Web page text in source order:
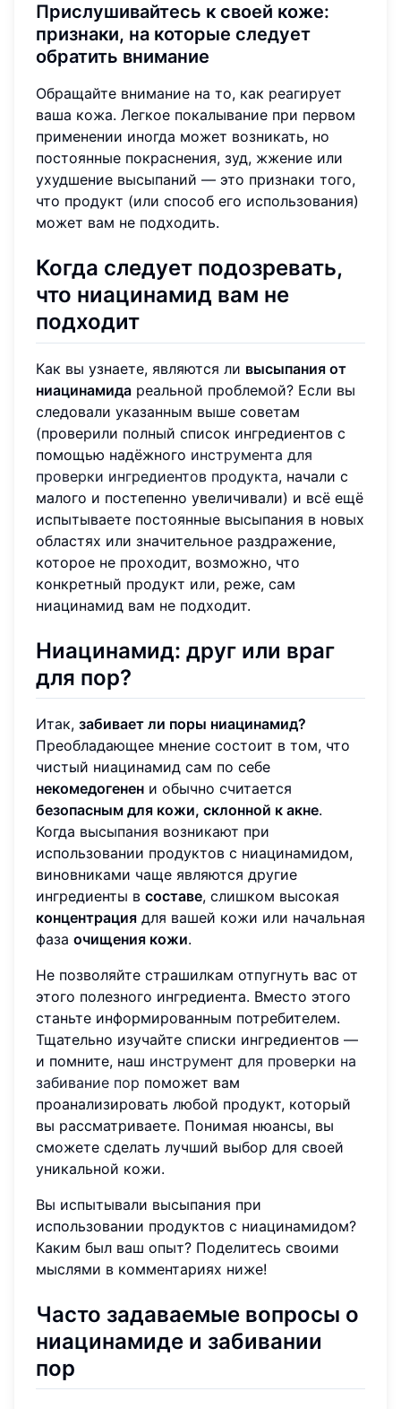
Прислушивайтесь к своей коже:
признаки, на которые следует
обратить внимание
Обращайте внимание на то, как реагирует
ваша кожа. Легкое покалывание при первом
применении иногда может возникать, но
постоянные покраснения, зуд, жжение или
ухудшение высыпаний — это признаки того,
что продукт (или способ его использования)
может вам не подходить.
Когда следует подозревать,
что ниацинамид вам не
подходит
Как вы узнаете, являются ли высыпания от
ниацинамида реальной проблемой? Если вы
следовали указанным выше советам
(проверили полный список ингредиентов с
помощью надёжного инструмента для
проверки ингредиентов продукта, начали с
малого и постепенно увеличивали) и всё ещё
испытываете постоянные высыпания в новых
областях или значительное раздражение,
которое не проходит, возможно, что
конкретный продукт или, реже, сам
ниацинамид вам не подходит.
Ниацинамид: друг или враг
для пор?
Итак, забивает ли поры ниацинамид?
Преобладающее мнение состоит в том, что
чистый ниацинамид сам по себе
некомедогенен и обычно считается
безопасным для кожи, склонной к акне.
Когда высыпания возникают при
использовании продуктов с ниацинамидом,
виновниками чаще являются другие
ингредиенты в составе, слишком высокая
концентрация для вашей кожи или начальная
фаза очищения кожи.
Не позволяйте страшилкам отпугнуть вас от
этого полезного ингредиента. Вместо этого
станьте информированным потребителем.
Тщательно изучайте списки ингредиентов —
и помните, наш инструмент для проверки на
забивание пор поможет вам
проанализировать любой продукт, который
вы рассматриваете. Понимая нюансы, вы
сможете сделать лучший выбор для своей
уникальной кожи.
Вы испытывали высыпания при
использовании продуктов с ниацинамидом?
Каким был ваш опыт? Поделитесь своими
мыслями в комментариях ниже!
Часто задаваемые вопросы о
ниацинамиде и забивании
пор